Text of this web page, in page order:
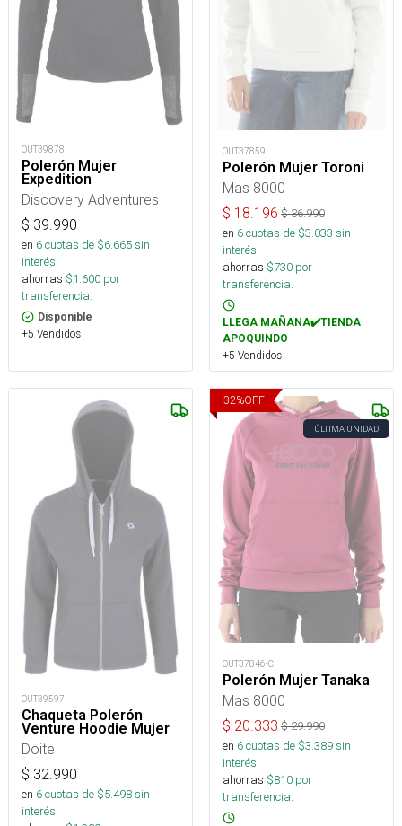
OUT39878
Polerón Mujer
Expedition
Discovery Adventures
$ 39.990
en 6cuotas de $6.665sin
interés
ahorras $1.600 por
transferencia.
Disponible
+5 Vendidos
OUT37859
Polerón Mujer Toroni
Mas 8000
$ 18.196 $36.990
en 6cuotas de $3.033 sin
interés
ahorras $730 por
transferencia.
LLEGA MAÑANA✔️TIENDA
APOQUINDO
+5 Vendidos
OUT39597
Chaqueta Polerón
Venture Hoodie Mujer
Doite
$ 32.990
en 6cuotas de $5.498sin
interés
32%OFF
ÚLTIMA UNIDAD
OUT37846-C
Polerón Mujer Tanaka
Mas 8000
$ 20.333 $29.990
en 6cuotas de $3.389sin
interés
ahorras $810 por
transferencia.